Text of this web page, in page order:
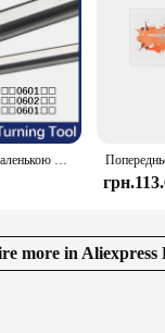
HSS Велика ручка з маленькою головкою Токарний інструмент H06K-STUBR06 H1005K-SWUBR06 H08K-SCLCR06-16 Твердосплавні пластини TBGT WBMT CCMT
more in Aliexpress